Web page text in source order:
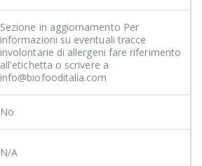
Sezione in aggiornamento Per
informazioni su eventuali tracce
involontarie di allergeni fare riferimento
all'etichetta o scrivere a
info@biofooditalia.com
No
N/A